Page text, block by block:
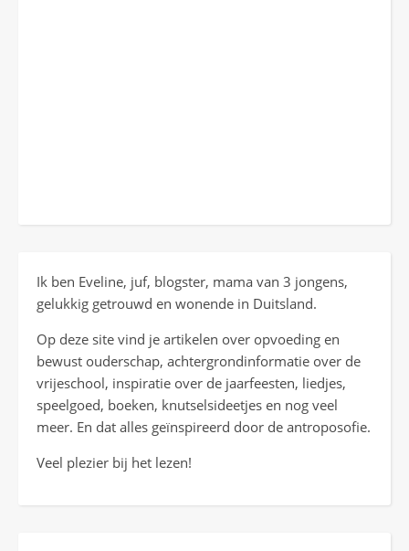
Ik ben Eveline, juf, blogster, mama van 3 jongens,
gelukkig getrouwd en wonende in Duitsland.
Op deze site vind je artikelen over opvoeding en
bewust ouderschap, achtergrondinformatie over de
vrijeschool, inspiratie over de jaarfeesten, liedjes,
speelgoed, boeken, knutselsideetjes en nog veel
meer. En dat alles geïnspireerd door de antroposofie.
Veel plezier bij het lezen!